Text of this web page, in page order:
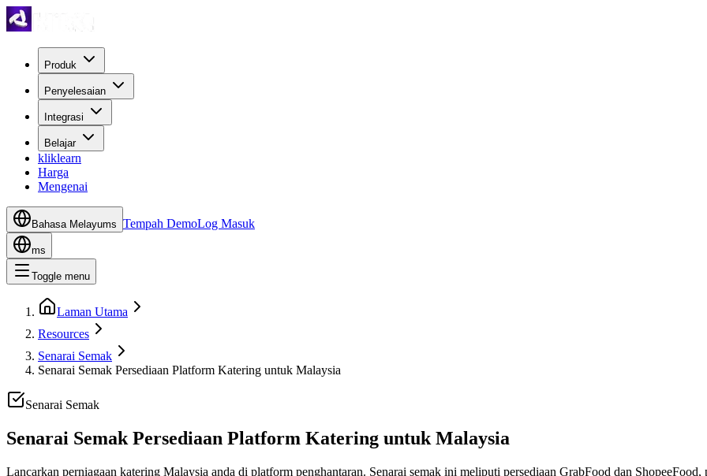
Produk
Penyelesaian
Integrasi
Belajar
kliklearn
Harga
Mengenai
Bahasa Melayums Tempah DemoLog Masuk
ms
Toggle menu
Laman Utama
Resources
Senarai Semak
Senarai Semak Persediaan Platform Katering untuk Malaysia
Senarai Semak
Senarai Semak Persediaan Platform Katering untuk Malaysia
Lancarkan perniagaan katering Malaysia anda di platform penghantaran. Senarai semak ini meliputi persediaan GrabFood dan